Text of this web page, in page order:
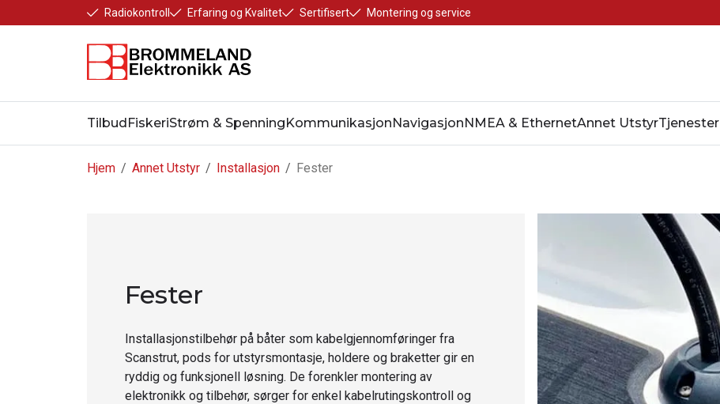
Radiokontroll Erfaring og Kvalitet Sertifisert Montering og service
TilbudFiskeriStrøm & SpenningKommunikasjonNavigasjonNMEA & EthernetAnnet UtstyrTjenester
/
Hjem /
Annet Utstyr /
Installasjon Fester
Fester
Installasjonstilbehør på båter som kabelgjennomføringer fra
Scanstrut, pods for utstyrsmontasje, holdere og braketter gir en
ryddig og funksjonell løsning. De forenkler montering av
elektronikk og tilbehør, sørger for enkel kabelrutingskontroll og